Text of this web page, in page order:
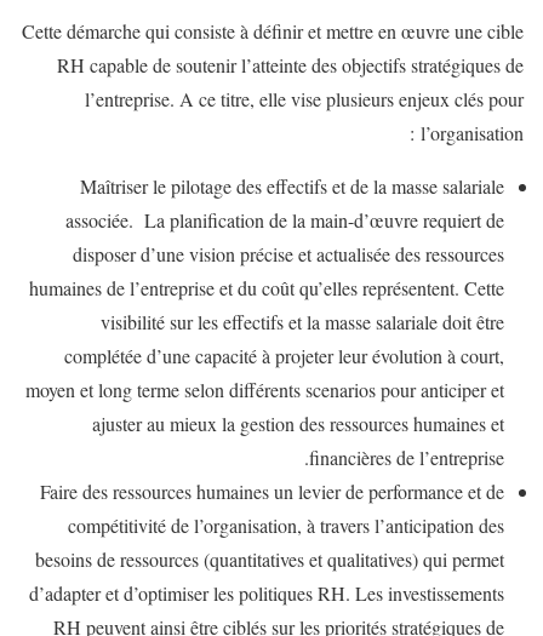
Cette démarche qui consiste à définir et mettre en œuvre une cible
RH capable de soutenir l’atteinte des objectifs stratégiques de
l’entreprise. A ce titre, elle vise plusieurs enjeux clés pour
l’organisation :
Maîtriser le pilotage des effectifs et de la masse salariale
associée. La planification de la main-d’œuvre requiert de
disposer d’une vision précise et actualisée des ressources
humaines de l’entreprise et du coût qu’elles représentent. Cette
visibilité sur les effectifs et la masse salariale doit être
complétée d’une capacité à projeter leur évolution à court,
moyen et long terme selon différents scenarios pour anticiper et
ajuster au mieux la gestion des ressources humaines et
financières de l’entreprise.
Faire des ressources humaines un levier de performance et de
compétitivité de l’organisation, à travers l’anticipation des
besoins de ressources (quantitatives et qualitatives) qui permet
d’adapter et d’optimiser les politiques RH. Les investissements
RH peuvent ainsi être ciblés sur les priorités stratégiques de